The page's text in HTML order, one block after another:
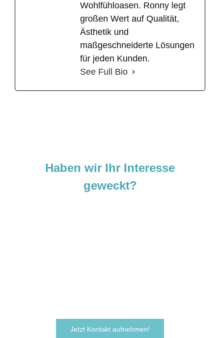
Wohlfühloasen. Ronny legt
großen Wert auf Qualität,
Ästhetik und
maßgeschneiderte Lösungen
für jeden Kunden.
See Full Bio
Haben wir Ihr Interesse
geweckt?
Jetzt Kontakt aufnehmen!